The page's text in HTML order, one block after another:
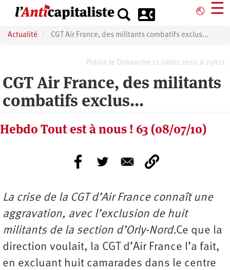
principal
⎋ ☰
Actualité CGT Air France, des militants combatifs exclus...
Publié le Dimanche 11 juillet 2010 à 23h11.
CGT Air France, des militants
combatifs exclus...
Hebdo Tout est à nous ! 63 (08/07/10)
La crise de la CGT d’Air France connaît une
aggravation, avec l’exclusion de huit
militants de la section d’Orly-Nord.Ce que la
direction voulait, la CGT d’Air France l’a fait,
en excluant huit camarades dans le centre